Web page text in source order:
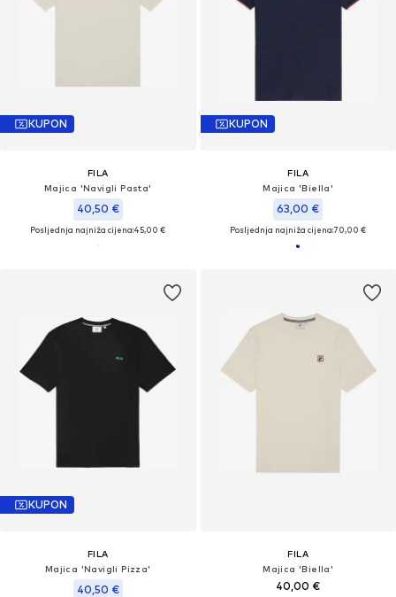
KUPON
FILA
Majica 'Navigli Pasta'
40,50 €
Posljednja najniža cijena:45,00 €
KUPON
FILA
Majica 'Biella'
63,00 €
Posljednja najniža cijena:70,00 €
KUPON
FILA
Majica 'Navigli Pizza'
40,50 €
FILA
Majica 'Biella'
40,00 €